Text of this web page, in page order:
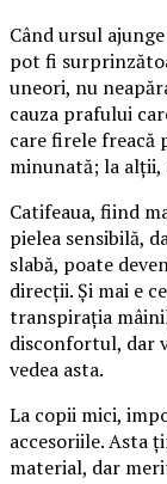
Când ursul
pot fi
uneori, nu
cauza prafului
care firele freacă
minunată; la alții,
Catifeaua, fiind
pielea sensibilă,
slabă, poate
direcții. Și mai e
transpirația
disconfortul, dar
vedea asta.
La copii mici,
accesoriile. Asta
material, dar